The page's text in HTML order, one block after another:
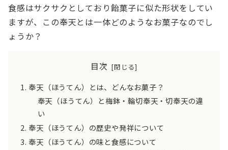
食感はサクサクとしており飴菓子に似た形状をしてい
ますが、この奉天とは一体どのようなお菓子なのでし
ょうか？
目次
奉天（ほうてん）とは、どんなお菓子？
奉天（ほうてん）と梅鉢・輪切奉天・切奉天の違
い
奉天（ほうてん）の歴史や発祥について
奉天（ほうてん）の味と食感について